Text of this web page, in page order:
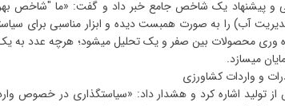
و پیشنهاد یک شاخص جامع خبر داد و گفت: «ما "شاخص
مدیریت آب) را به صورت همبست دیده و ابزار مناسبی برای
وری محصولات بین صفر و یک تحلیل میشود؛ هرچه عدد به یک
میسازد.
و واردات کشاورزی
از تولید اشاره کرد و هشدار داد: «سیاستگذاری در خصوص